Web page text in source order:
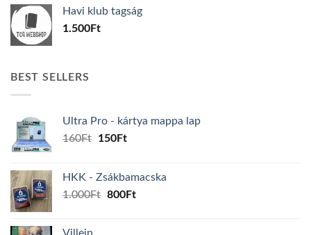
600Ft.100Ft.
Havi klub tagság
1.500Ft
BEST SELLERS
Ultra Pro - kártya mappa lap
160Ft
Original
160Ft.
150FtCurrent
150Ft.
HKK - Zsákbamacska
1.000Ft Original
800FtCurrent